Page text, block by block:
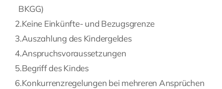
BKGG)
2.Keine Einkünfte- und Bezugsgrenze
3.Auszahlung des Kindergeldes
4.Anspruchsvoraussetzungen
5.Begriff des Kindes
6.Konkurrenzregelungen bei mehreren Ansprüchen